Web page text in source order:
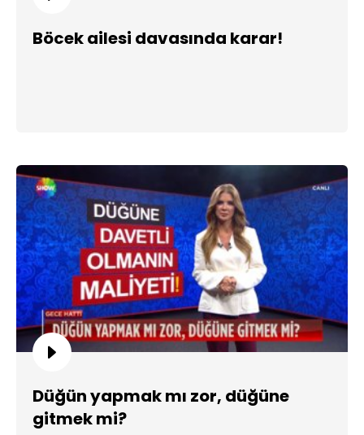
Böcek ailesi davasında karar!
Düğün yapmak mı zor, düğüne
gitmek mi?